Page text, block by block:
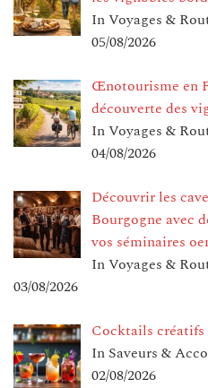
In Voyages &
05/08/2026
Œnotourisme en
découverte des
In Voyages &
04/08/2026
Découvrir les
Bourgogne avec
vos séminaires
In Voyages &
03/08/2026
Cocktails créatifs
In Saveurs &
02/08/2026